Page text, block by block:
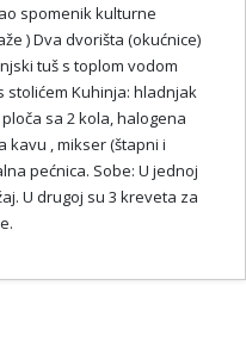
spomenik kulturne
) Dva dvorišta (okućnice)
tuš s toplom vodom
stolićem Kuhinja: hladnjak
sa 2 kola, halogena
kavu , mikser (štapni i
pećnica. Sobe: U jednoj
U drugoj su 3 kreveta za